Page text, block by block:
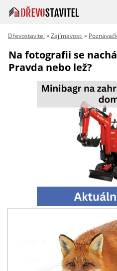
Dřevostavitel »Zajímavosti »
Na fotografii se
Pravda nebo lež?